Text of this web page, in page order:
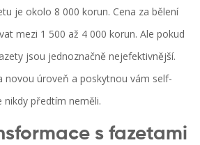
je okolo 8 000 korun. Cena za bělení
mezi 1 500 až 4 000 korun. Ale pokud
jsou jednoznačně nejefektivnější.
novou úroveň a poskytnou vám self-
předtím neměli.
s fazetami